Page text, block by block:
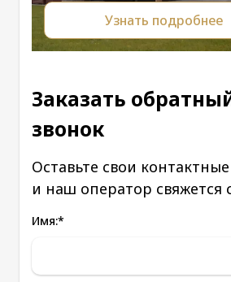
Узнать подробнее
Заказать
звонок
Оставьте свои
и наш оператор свяжется
Имя:*